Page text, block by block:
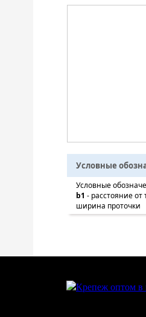
Условные
Условные
b1 - расстояние от
ширина проточки